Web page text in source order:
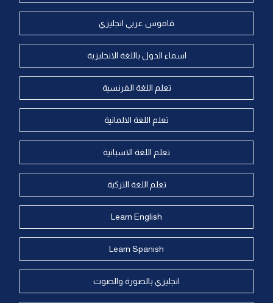
قاموس عربي انجليزي
اسماء الدول باللغة الانجليزية
تعلم اللغة الفرنسية
تعلم اللغة الالمانية
تعلم اللغة الاسبانية
تعلم اللغة التركية
Learn English
Learn Spanish
انجليزي بالصورة والصوت